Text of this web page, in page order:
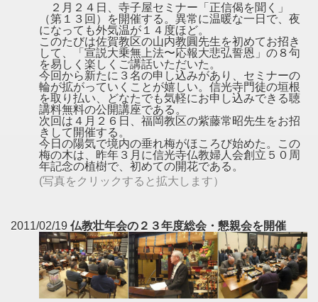
２月２４日、寺子屋セミナー「正信偈を聞く」
（第１３回）を開催する。異常に温暖な一日で、夜
になっても外気温が１４度ほど。
このたびは佐賀教区の山内教圓先生を初めてお招き
して、「宣説大乗無上法〜応報大悲弘誓恩」の８句
を易しく楽しくご講話いただいた。
今回から新たに３名の申し込みがあり、セミナーの
輪が拡がっていくことが嬉しい。信光寺門徒の垣根
を取り払い、どなたでも気軽にお申し込みできる聴
講料無料の公開講座である。
次回は４月２６日、福岡教区の紫藤常昭先生をお招
きして開催する。
今日の陽気で境内の垂れ梅がほころび始めた。この
梅の木は、昨年３月に信光寺仏教婦人会創立５０周
年記念の植樹で、初めての開花である。
(写真をクリックすると拡大します）
2011/02/19 仏教壮年会の２３年度総会・懇親会を開催